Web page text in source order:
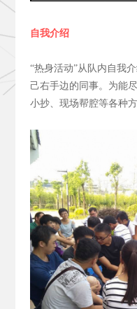
自我介绍
“热身活动”从队内自我
己右手边的同事。为能
小抄、现场帮腔等各种方